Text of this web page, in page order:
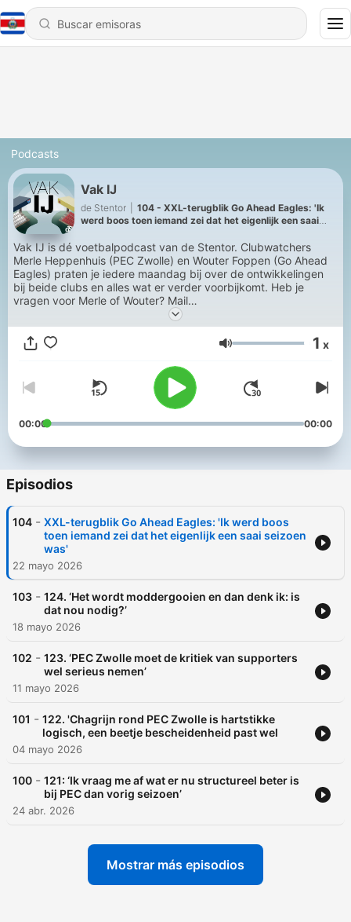
Podcasts
Vak IJ
de Stentor
104 - XXL-terugblik Go Ahead Eagles: 'Ik
werd boos toen iemand zei dat het eigenlijk een saai
Vak IJ is dé voetbalpodcast van de Stentor. Clubwatchers
Merle Heppenhuis (PEC Zwolle) en Wouter Foppen (Go Ahead
Eagles) praten je iedere maandag bij over de ontwikkelingen
bij beide clubs en alles wat er verder voorbijkomt. Heb je
vragen voor Merle of Wouter? Mail
sportredactie@destentor.nlen wie weet volgt het
antwoord in de podcast!
Volumen 1 x
00:00 00:00
Episodios
104 - XXL-terugblik Go Ahead Eagles: 'Ik werd boos
toen iemand zei dat het eigenlijk een saai seizoen
was'
22 mayo 2026
103 - 124. ‘Het wordt moddergooien en dan denk ik: is
dat nou nodig?’
18 mayo 2026
102 - 123. ‘PEC Zwolle moet de kritiek van supporters
wel serieus nemen’
11 mayo 2026
101 - 122. 'Chagrijn rond PEC Zwolle is hartstikke
logisch, een beetje bescheidenheid past wel
04 mayo 2026
100 - 121: ‘Ik vraag me af wat er nu structureel beter is
bij PEC dan vorig seizoen’
24 abr. 2026
Mostrar más episodios